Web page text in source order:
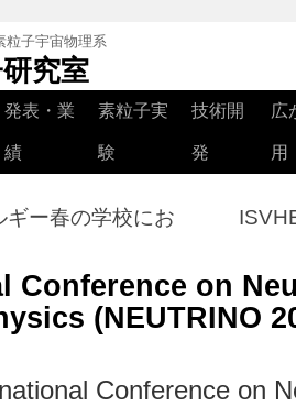
粒子宇宙物理系
究室
発表・業
績
素粒子実
験
技術開
発
広
用
ー春の学校にお
Conference on
(NEUTRINO
Conference on